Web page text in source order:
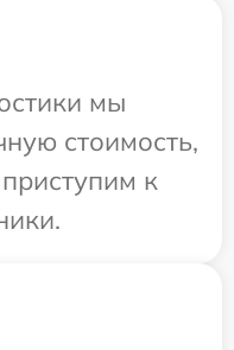
мы
стоимость,
к